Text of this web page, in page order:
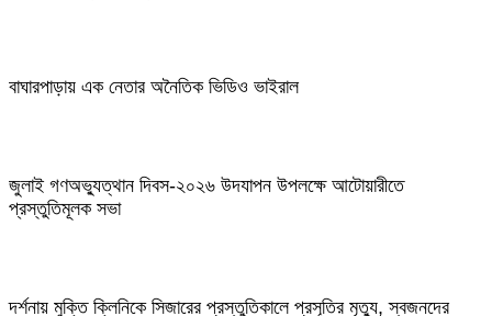
বাঘারপাড়ায় এক নেতার অনৈতিক ভিডিও ভাইরাল
জুলাই গণঅভ্যুত্থান দিবস-২০২৬ উদযাপন উপলক্ষে আটোয়ারীতে
প্রস্তুতিমূলক সভা
দর্শনায় মুক্তি ক্লিনিকে সিজারের প্রস্তুতিকালে প্রসূতির মৃত্যু, স্বজনদের